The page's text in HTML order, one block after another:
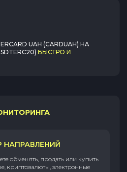
UAH (CARDUAH) НА
БЫСТРО И
обменять, продать или купить
криптовалюты, электронные